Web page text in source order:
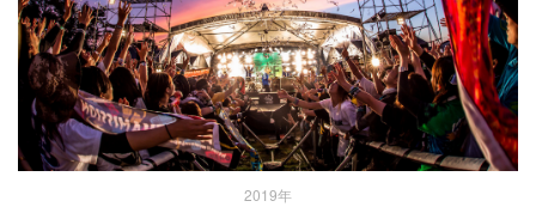
2019年